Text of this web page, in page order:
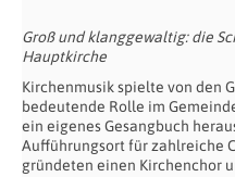
Groß und klanggewaltig: die
Hauptkirche
Kirchenmusik spielte von den
bedeutende Rolle im
ein eigenes Gesangbuch
Aufführungsort für zahlreiche
gründeten einen Kirchenchor